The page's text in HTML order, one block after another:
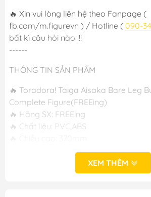
🔥 Xin vui lòng liên hệ theo Fanpage (
fb.com/m.figurevn ) / Hotline ( 090-
bất kì câu hỏi nào !!!
------
THÔNG TIN SẢN PHẨM
🔥 Toradora! Taiga Aisaka Bare Leg
Complete Figure(FREEing)
🔥 Hãng SX: FREEing
🔥 Chất liệu: PVC,ABS
🔥 Phát hành:
XEM THÊM